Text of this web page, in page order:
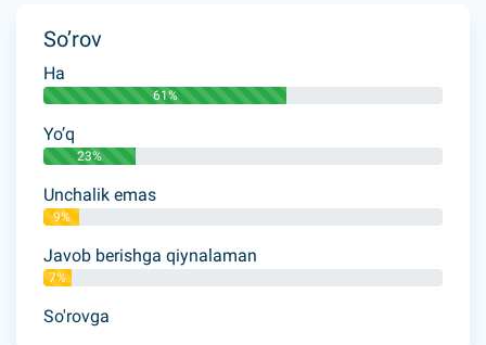
So’rov
Ha
61%
Yo’q
23%
Unchalik emas
9%
Javob berishga qiynalaman
7%
So'rovga